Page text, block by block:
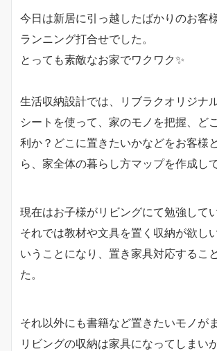
今日は新居に引っ越したばかりのお客
ランニング打合せでした。
とっても素敵なお家でワクワク✨
生活収納設計では、リブラクオリジナ
シートを使って、家のモノを把握、ど
利か？どこに置きたいかなどをお客様
ら、家全体の暮らし方マップを作成し
現在はお子様がリビングにて勉強して
それでは教材や文具を置く収納が欲し
いうことになり、置き家具対応するこ
た。
それ以外にも書籍など置きたいモノが
リビングの収納は家具になってしまい